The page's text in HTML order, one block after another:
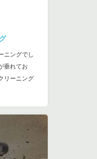
ニングでし
垂れてお
リーニング